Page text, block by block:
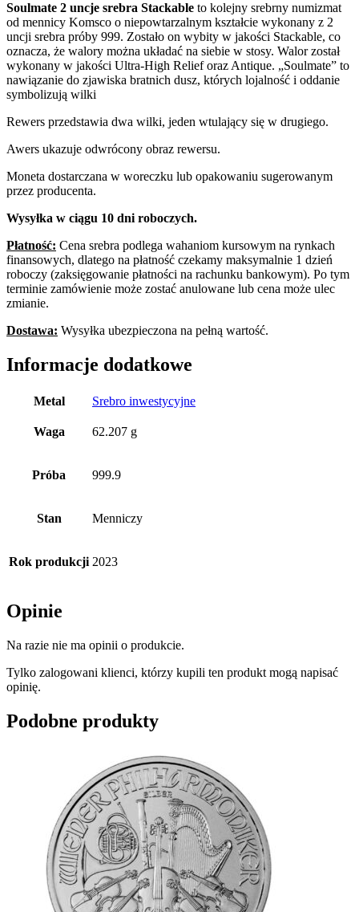
Soulmate 2 uncje srebra Stackable to kolejny srebrny numizmat
od mennicy Komsco o niepowtarzalnym kształcie wykonany z 2
uncji srebra próby 999. Zostało on wybity w jakości Stackable, co
oznacza, że walory można układać na siebie w stosy. Walor został
wykonany w jakości Ultra-High Relief oraz Antique. „Soulmate” to
nawiązanie do zjawiska bratnich dusz, których lojalność i oddanie
symbolizują wilki
Rewers przedstawia dwa wilki, jeden wtulający się w drugiego.
Awers ukazuje odwrócony obraz rewersu.
Moneta dostarczana w woreczku lub opakowaniu sugerowanym
przez producenta.
Wysyłka w ciągu 10 dni roboczych.
Płatność: Cena srebra podlega wahaniom kursowym na rynkach
finansowych, dlatego na płatność czekamy maksymalnie 1 dzień
roboczy (zaksięgowanie płatności na rachunku bankowym). Po tym
terminie zamówienie może zostać anulowane lub cena może ulec
zmianie.
Dostawa: Wysyłka ubezpieczona na pełną wartość.
Informacje dodatkowe
Metal Srebro inwestycyjne
Waga 62.207 g
Próba 999.9
Stan Menniczy
Rok produkcji 2023
Opinie
Na razie nie ma opinii o produkcie.
Tylko zalogowani klienci, którzy kupili ten produkt mogą napisać
opinię.
Podobne produkty